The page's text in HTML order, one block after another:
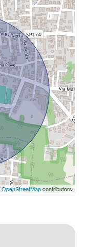
OpenStreetMapcontributors